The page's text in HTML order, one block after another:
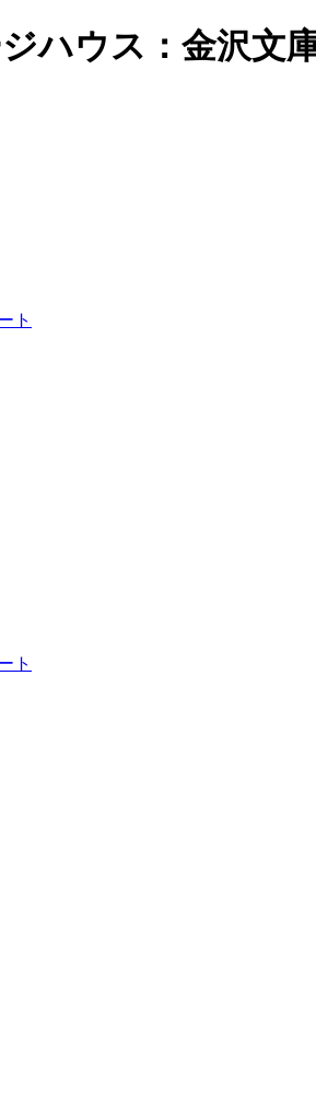
ハウス：金沢文
ト
ト